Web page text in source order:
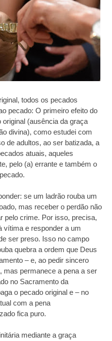
todos os pecados
pecado: O primeiro efeito do
(ausência da graça
divina), como estudei com
de adultos, ao ser batizada, a
atuais, aqueles
pelo (a) errante e também o
se um ladrão rouba um
mas receber o perdão não
pelo crime. Por isso, precisa,
vítima e responder a um
ser preso. Isso no campo
quebra a ordem que Deus
– e, ao pedir sincero
mas permanece a pena a ser
no Sacramento da
o pecado original e – no
com a pena
fica puro.
mediante a graça